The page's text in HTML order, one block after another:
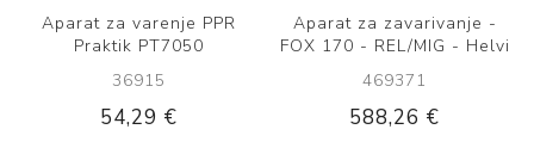
Aparat za varenje PPR
Praktik PT7050
36915
54,29 €
Aparat za zavarivanje -
FOX 170 - REL/MIG - Helvi
469371
588,26 €